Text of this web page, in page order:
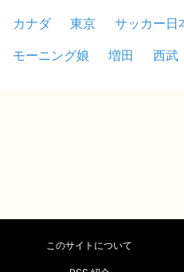
カナダ
東京 サッカー日
モーニング娘
増田 西武
このサイトについて